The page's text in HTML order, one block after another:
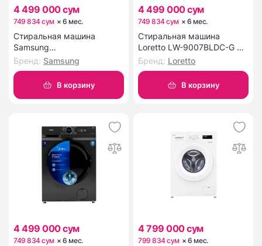
4 499 000 сум
749 834 сум ×6 мес.
Стиральная машина
Samsung
WW60AG4S00CELD
Бренд: Samsung
В корзину
4 499 000 сум
749 834 сум ×6 мес.
Стиральная машина
Loretto LW-9007BLDC-G 9
кг
Бренд: Loretto
В корзину
4 499 000 сум
749 834 сум ×6 мес.
4 799 000 сум
799 834 сум ×6 мес.